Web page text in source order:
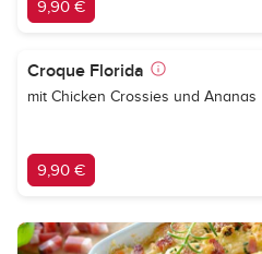
9,90 €
Croque Florida
mit Chicken Crossies und Ananas
9,90 €